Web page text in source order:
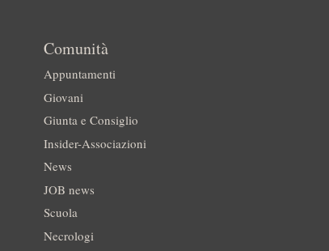
Comunità
Appuntamenti
Giovani
Giunta e Consiglio
Insider-Associazioni
News
JOB news
Scuola
Necrologi